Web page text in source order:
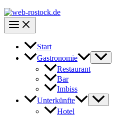
Start
Gastronomie
Restaurant
Bar
Imbiss
Unterkünfte
Hotel